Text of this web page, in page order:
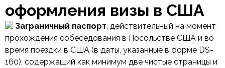
оформления визы в США
Заграничный паспорт , действительный на момент
прохождения собеседования в Посольстве США и во
время поездки в США (в даты, указанные в форме DS-
160), содержащий как минимум две чистые страницы и